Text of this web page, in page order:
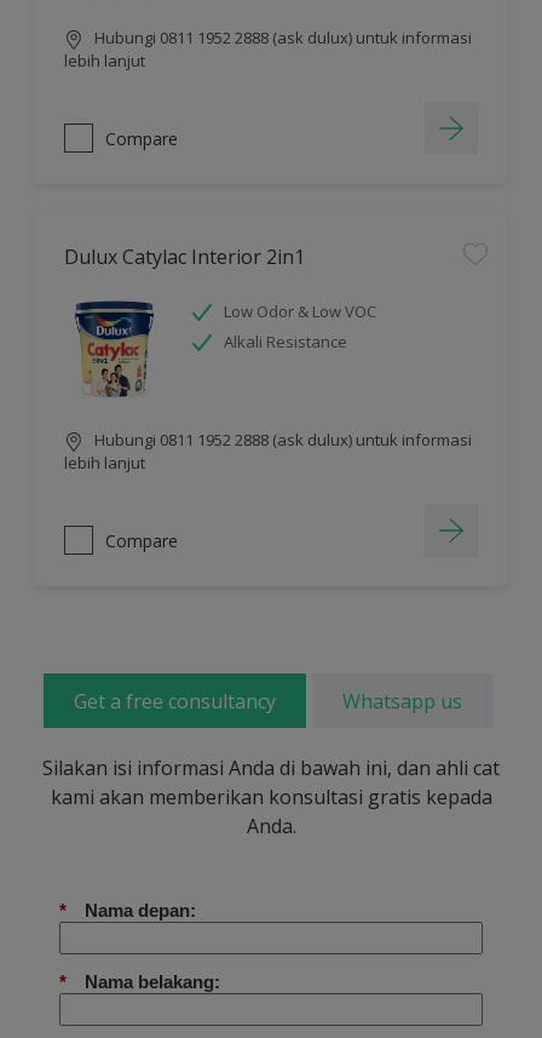
Hubungi 0811 1952 2888 (ask dulux) untuk informasi
lebih lanjut
Compare
Dulux Catylac Interior 2in1
Low Odor & Low VOC
Alkali Resistance
Hubungi 0811 1952 2888 (ask dulux) untuk informasi
lebih lanjut
Compare
Get a free consultancy Whatsapp us
Silakan isi informasi Anda di bawah ini, dan ahli cat
kami akan memberikan konsultasi gratis kepada
Anda.